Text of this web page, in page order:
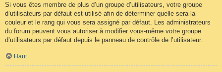
Si vous êtes membre de plus d’un groupe d’utilisateurs, votre groupe
d’utilisateurs par défaut est utilisé afin de déterminer quelle sera la
couleur et le rang qui vous sera assigné par défaut. Les administrateurs
du forum peuvent vous autoriser à modifier vous-même votre groupe
d’utilisateurs par défaut depuis le panneau de contrôle de l’utilisateur.
Haut